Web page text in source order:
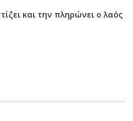
και την πληρώνει ο λαός